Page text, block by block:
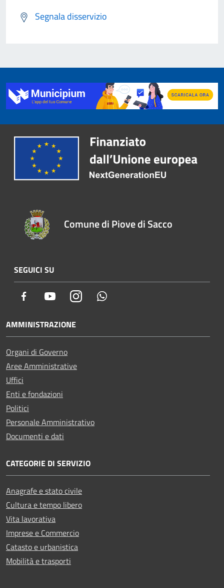
Segnala disservizio
Comune di Piove di Sacco
SEGUICI SU
Facebook YoutubeInstagram
AMMINISTRAZIONE
Organi di Governo
Aree Amministrative
Uffici
Enti e fondazioni
Politici
Personale Amministrativo
Documenti e dati
CATEGORIE DI SERVIZIO
Anagrafe e stato civile
Cultura e tempo libero
Vita lavorativa
Imprese e Commercio
Catasto e urbanistica
Mobilità e trasporti